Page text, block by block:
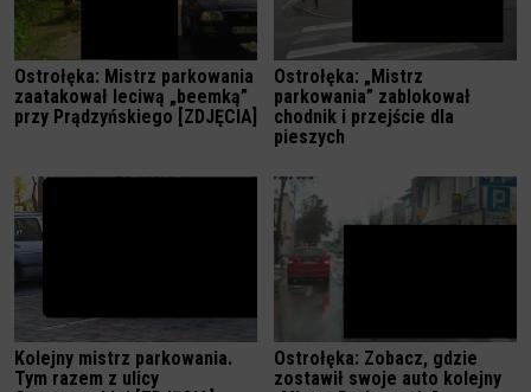
Ostrołęka: Mistrz parkowania
zaatakował leciwą „beemką”
przy Prądzyńskiego [ZDJĘCIA]
Ostrołęka: „Mistrz
parkowania” zablokował
chodnik i przejście dla
pieszych
Kolejny mistrz parkowania.
Tym razem z ulicy
Ostrołęka: Zobacz, gdzie
zostawił swoje auto kolejny